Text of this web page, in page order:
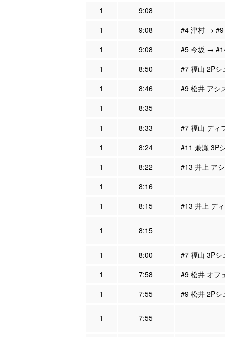
1
9:08
1
9:08
#4 津村 → #9
1
9:08
#5 今坂 →
1
8:50
#7 福山 2P
1
8:46
#9 松井 アシ
1
8:35
1
8:33
#7 福山 ディ
1
8:24
#11 兼瀬 3P
1
8:22
#13 井上 ア
1
8:16
1
8:15 #13 井上 デ
1 8:15
1 8:00
#7 福山 3Pシ
1
7:58
#9 松井 オフ
1
7:55 #9 松井 2P
1 7:55